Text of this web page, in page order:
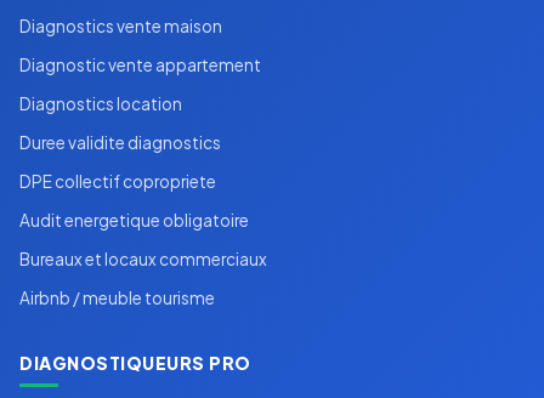
Diagnostics vente maison
Diagnostic vente appartement
Diagnostics location
Duree validite diagnostics
DPE collectif copropriete
Audit energetique obligatoire
Bureaux et locaux commerciaux
Airbnb / meuble tourisme
DIAGNOSTIQUEURS PRO